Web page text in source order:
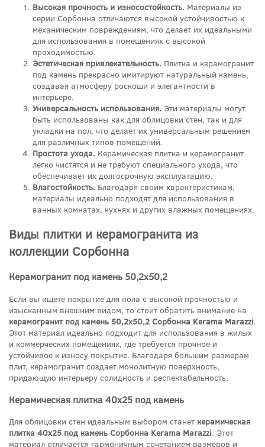
Высокая прочность и износостойкость. Материалы из
серии Сорбонна отличаются высокой устойчивостью к
механическим повреждениям, что делает их идеальными
для использования в помещениях с высокой
проходимостью.
Эстетическая привлекательность. Плитка и керамогранит
под камень прекрасно имитируют натуральный камень,
создавая атмосферу роскоши и элегантности в
интерьере.
Универсальность использования. Эти материалы могут
быть использованы как для облицовки стен, так и для
укладки на пол, что делает их универсальным решением
для различных типов помещений.
Простота ухода. Керамическая плитка и керамогранит
легко чистятся и не требуют специального ухода, что
обеспечивает их долгосрочную эксплуатацию.
Влагостойкость. Благодаря своим характеристикам,
материалы идеально подходят для использования в
ванных комнатах, кухнях и других влажных помещениях.
Виды плитки и керамогранита из
коллекции Сорбонна
Керамогранит под камень 50,2x50,2
Если вы ищете покрытие для пола с высокой прочностью и
изысканным внешним видом, то стоит обратить внимание на
керамогранит под камень 50,2x50,2 Сорбонна Kerama Marazzi.
Этот материал идеально подходит для использования в жилых
и коммерческих помещениях, где требуется прочное и
устойчивое к износу покрытие. Благодаря большим размерам
плит, керамогранит создает монолитную поверхность,
придающую интерьеру солидность и респектабельность.
Керамическая плитка 40x25 под камень
Для облицовки стен идеальным выбором станет керамическая
плитка 40x25 под камень Сорбонна Kerama Marazzi. Этот
материал отличается гармоничным сочетанием размеров и